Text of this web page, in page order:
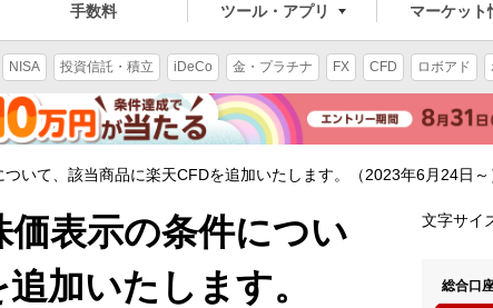
手数料 ツール・アプリ マーケット
NISA 投資信託・積立 iDeCo 金・プラチナ FX CFD ロボアド
いて、該当商品に楽天CFDを追加いたします。（2023年6月24日～
表示の条件につい
加いたします。
文字サイ
総合口